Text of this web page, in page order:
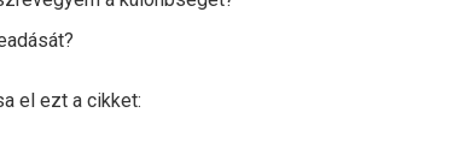
el ezt a cikket: